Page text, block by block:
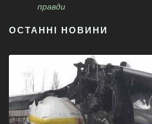
правди
ОСТАННІ НОВИНИ